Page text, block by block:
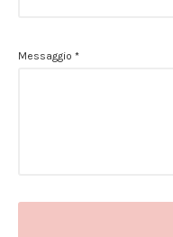
Messaggio *